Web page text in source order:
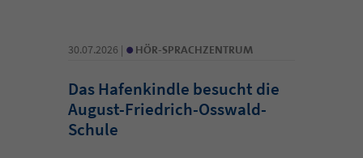
30.07.2026 | • HÖR-SPRACHZENTRUM
Das Hafenkindle besucht die
August-Friedrich-Osswald-
Schule